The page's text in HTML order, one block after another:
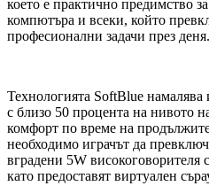
което е практично предимство
компютъра и всеки, който
професионални задачи през деня.
Технологията SoftBlue намалява
с близо 50 процента на нивото
комфорт по време на
необходимо играчът да
вградени 5W високоговорителя
като предоставят виртуален